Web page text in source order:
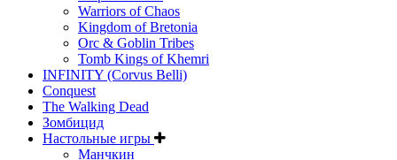
Warriors of Chaos
Kingdom of Bretonia
Orc & Goblin Tribes
Tomb Kings of Khemri
INFINITY (Corvus Belli)
Conquest
The Walking Dead
Зомбицид
Настольные игры
Манчкин